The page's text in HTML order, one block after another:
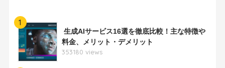
1
生成AIサービス16選を徹底比較！主な特徴や
料金、メリット・デメリット
353180 views